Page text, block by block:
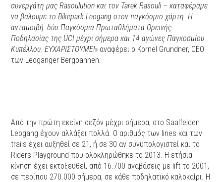
συνεργάτη μας Rasoulution και τον Tarek Rasouli – καταφέραμε
να βάλουμε το Bikepark Leogang στον παγκόσμιο χάρτη. Η
ανταμοιβή: δύο Παγκόσμια Πρωταθλήματα Ορεινής
Ποδηλασίας της UCI μέχρι σήμερα και 14 αγώνες Παγκοσμίου
Κυπέλλου. ΕΥΧΑΡΙΣΤΟΥΜΕ!» αναφέρει ο Kornel Grundner, CEO
των Leoganger Bergbahnen.
Από την πρώτη εκείνη σεζόν μέχρι σήμερα, στο Saalfelden
Leogang έχουν αλλάξει πολλά. Ο αριθμός των lines και των
trails έχει αυξηθεί σε 21, ή σε 30 αν συνυπολογιστεί και το
Riders Playground που ολοκληρώθηκε το 2013. Η ετήσια
κίνηση έχει εκτοξευθεί, από 16.700 αναβάσεις με lift το 2001,
σε περίπου 270.000 σήμερα, σε κάθε ποδηλατικό καλοκαίρι. Η